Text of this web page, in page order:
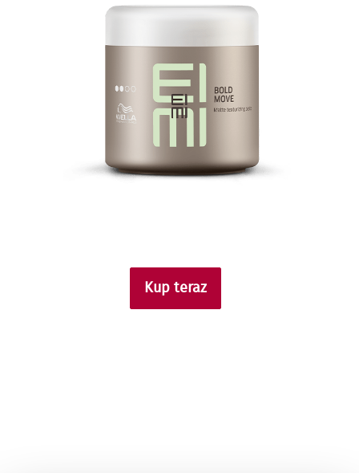
Kup teraz